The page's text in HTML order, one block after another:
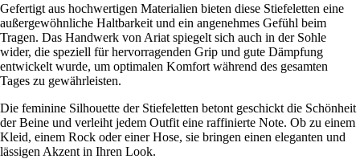
Gefertigt aus hochwertigen Materialien bieten diese Stiefeletten eine
außergewöhnliche Haltbarkeit und ein angenehmes Gefühl beim
Tragen. Das Handwerk von Ariat spiegelt sich auch in der Sohle
wider, die speziell für hervorragenden Grip und gute Dämpfung
entwickelt wurde, um optimalen Komfort während des gesamten
Tages zu gewährleisten.
Die feminine Silhouette der Stiefeletten betont geschickt die Schönheit
der Beine und verleiht jedem Outfit eine raffinierte Note. Ob zu einem
Kleid, einem Rock oder einer Hose, sie bringen einen eleganten und
lässigen Akzent in Ihren Look.